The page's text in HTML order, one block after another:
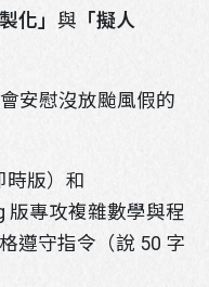
化」 與 「擬人
安慰沒放颱風假的
時版）和
版專攻複雜數學與程
遵守指令（說 50 字